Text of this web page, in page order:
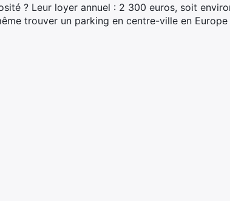
? Leur loyer annuel : 2 300 euros, soit
trouver un parking en centre-ville en